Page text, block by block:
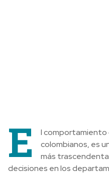
E
l comportamiento
colombianos, es
más
decisiones en los